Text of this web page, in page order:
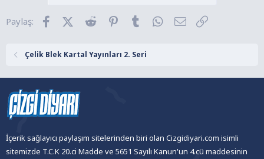
Paylaş: FacebookX (Twitter)
Reddit Pinterest
Tumblr WhatsApp
E-posta
Çelik Blek Kartal Yayınları 2. Seri
İçerik sağlayıcı paylaşım sitelerinden biri olan Cizgidiyari.com isimli
sitemizde T.C.K 20.ci Madde ve 5651 Sayılı Kanun'un 4.cü maddesinin